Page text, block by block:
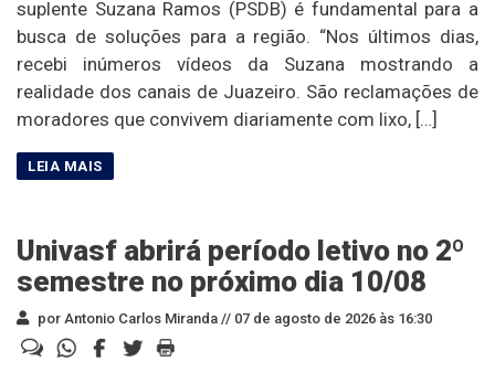
suplente Suzana Ramos (PSDB) é fundamental para a
busca de soluções para a região. “Nos últimos dias,
recebi inúmeros vídeos da Suzana mostrando a
realidade dos canais de Juazeiro. São reclamações de
moradores que convivem diariamente com lixo, […]
Univasf abrirá período letivo no 2º
semestre no próximo dia 10/08
por Antonio Carlos Miranda // 07 de agosto de 2026 às 16:30